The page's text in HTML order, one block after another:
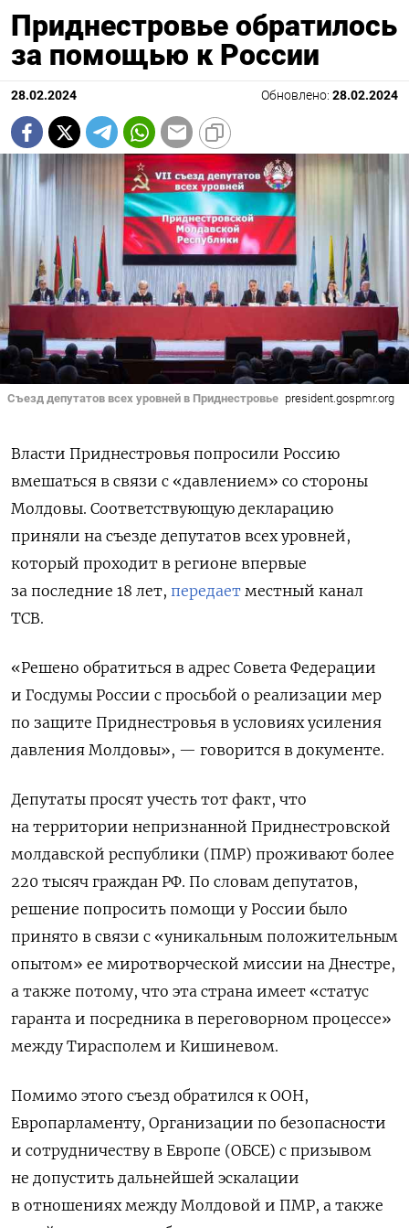
Приднестровье обратилось
за помощью к России
28.02.2024 Обновлено: 28.02.2024
Съезд депутатов всех уровней в Приднестровье president.gospmr.org
Власти Приднестровья попросили Россию
вмешаться в связи с «давлением» со стороны
Молдовы. Соответствующую декларацию
приняли на съезде депутатов всех уровней,
который проходит в регионе впервые
за последние 18 лет, передает местный канал
ТСВ.
«Решено обратиться в адрес Совета Федерации
и Госдумы России с просьбой о реализации мер
по защите Приднестровья в условиях усиления
давления Молдовы», — говорится в документе.
Депутаты просят учесть тот факт, что
на территории непризнанной Приднестровской
молдавской республики (ПМР) проживают более
220 тысяч граждан РФ. По словам депутатов,
решение попросить помощи у России было
принято в связи с «уникальным положительным
опытом» ее миротворческой миссии на Днестре,
а также потому, что эта страна имеет «статус
гаранта и посредника в переговорном процессе»
между Тирасполем и Кишиневом.
Помимо этого съезд обратился к ООН,
Европарламенту, Организации по безопасности
и сотрудничеству в Европе (ОБСЕ) с призывом
не допустить дальнейшей эскалации
в отношениях между Молдовой и ПМР, а также